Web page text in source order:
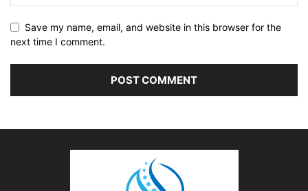
Save my name, email, and website in this browser for the
next time I comment.